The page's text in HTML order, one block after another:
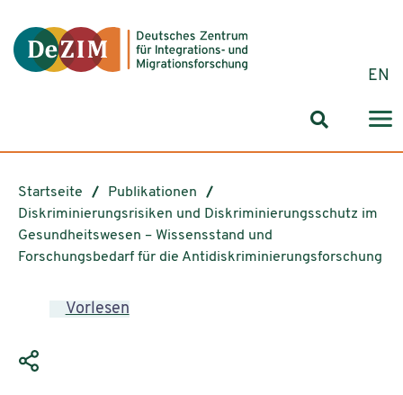
EN
Startseite
Publikationen
Diskriminierungsrisiken und Diskriminierungsschutz im
Gesundheitswesen – Wissensstand und
Forschungsbedarf für die Antidiskriminierungsforschung
Vorlesen